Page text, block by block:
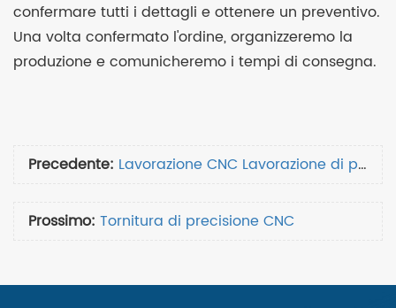
confermare tutti i dettagli e ottenere un preventivo.
Una volta confermato l'ordine, organizzeremo la
produzione e comunicheremo i tempi di consegna.
Precedente: Lavorazione CNC Lavorazione di precisione
Prossimo: Tornitura di precisione CNC